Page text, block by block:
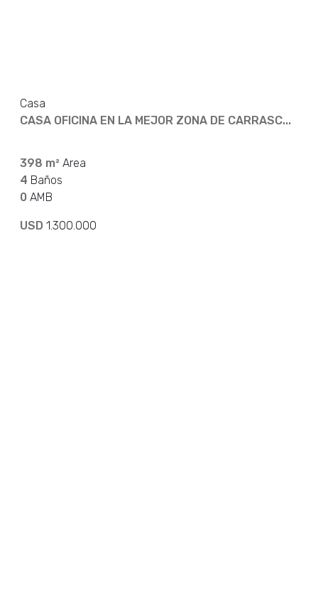
Casa
CASA OFICINA EN LA MEJOR ZONA DE CARRASC...
398 m² Area
4 Baños
0 AMB
USD 1.300.000